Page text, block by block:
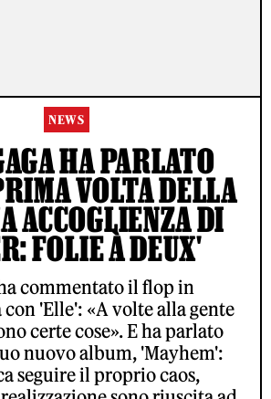
NEWS
HA PARLATO
VOLTA DELLA
ACCOGLIENZA DI
FOLIE À DEUX'
commentato il flop in
'Elle': «A volte alla gente
certe cose». E ha parlato
nuovo album, 'Mayhem':
seguire il proprio caos,